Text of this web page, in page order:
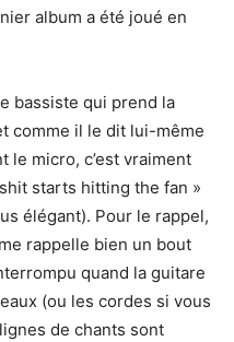
album a été joué en
bassiste qui prend la
comme il le dit lui-même
le micro, c’est vraiment
starts hitting the fan »
élégant). Pour le rappel,
rappelle bien un bout
quand la guitare
(ou les cordes si vous
de chants sont